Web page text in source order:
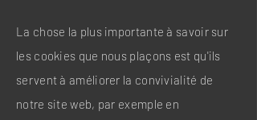
La chose la plus importante à savoir sur
les cookies que nous plaçons est qu'ils
servent à améliorer la convivialité de
notre site web, par exemple en